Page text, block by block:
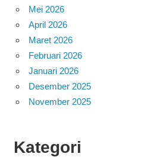
Mei 2026
April 2026
Maret 2026
Februari 2026
Januari 2026
Desember 2025
November 2025
Kategori